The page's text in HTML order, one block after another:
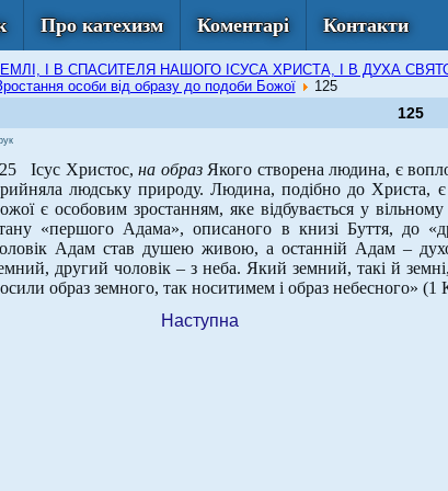
Про катехизм Коментарі Контакти
І В СПАСИТЕЛЯ НАШОГО ІСУСА ХРИСТА, І В ДУХА
особи від образу до подоби Божої 125
125
Ісус Христос,на образЯкого створена людина, є
людську природу. Людина, подібно до Христа,
є особовим зростанням, яке відбувається у
«першого Адама», описаного в книзі Буття, до
Адам став душею живою, а останній Адам –
другий чоловік – з неба. Який земний, такі й
образ земного, так носитимем і образ небесного» (1
Наступна